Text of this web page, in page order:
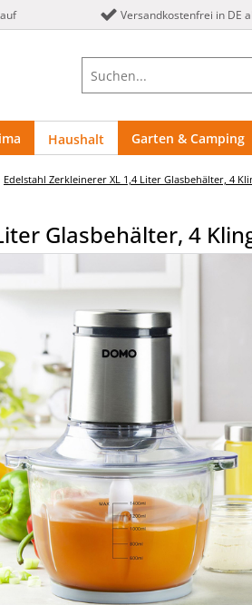
Versandkostenfrei in DE
Haushalt Garten & Camping
Edelstahl Zerkleinerer XL 1,4 Liter Glasbehälter, 4
Glasbehälter, 4